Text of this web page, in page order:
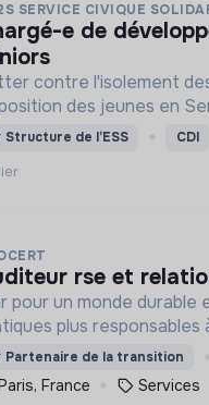
SERVICE CIVIQUE
contre l'isolement
des jeunes en
associations
Structure de l’ESS CDI
rse et
pour un monde durable
plus
Partenaire de la transition
France
Services